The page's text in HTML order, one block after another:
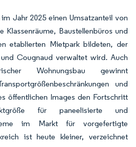
Jahr 2025 einen Umsatzanteil von
Klassenräume, Baustellenbüros und
etablierten Mietpark bildeten, der
Cougnaud verwaltet wird. Auch
Wohnungsbau gewinnt
und
öffentlichen Images den Fortschritt
für paneelisierte und
im Markt für vorgefertigte
ist heute kleiner, verzeichnet